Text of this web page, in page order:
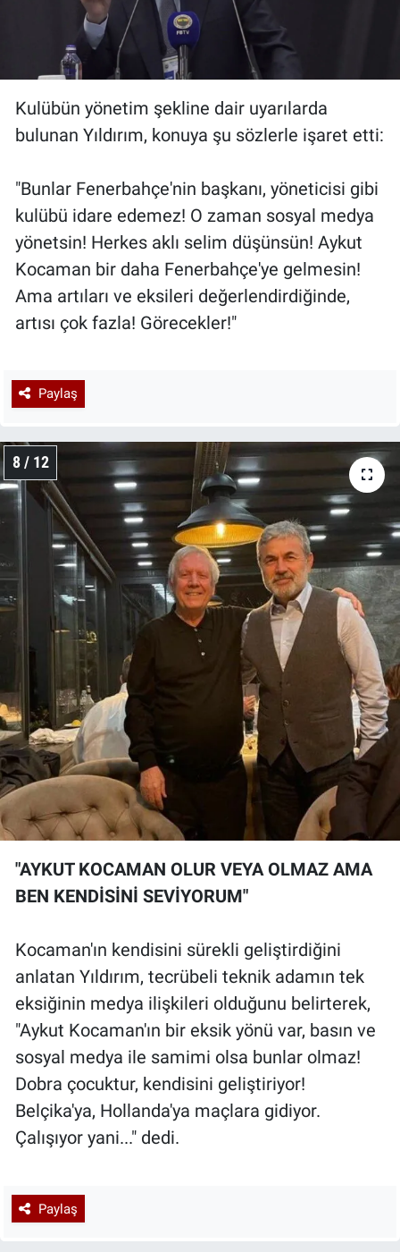
Kulübün yönetim şekline dair uyarılarda
bulunan Yıldırım, konuya şu sözlerle işaret etti:
"Bunlar Fenerbahçe'nin başkanı, yöneticisi gibi
kulübü idare edemez! O zaman sosyal medya
yönetsin! Herkes aklı selim düşünsün! Aykut
Kocaman bir daha Fenerbahçe'ye gelmesin!
Ama artıları ve eksileri değerlendirdiğinde,
artısı çok fazla! Görecekler!"
Paylaş
8 / 12
"AYKUT KOCAMAN OLUR VEYA OLMAZ AMA
BEN KENDİSİNİ SEVİYORUM"
Kocaman'ın kendisini sürekli geliştirdiğini
anlatan Yıldırım, tecrübeli teknik adamın tek
eksiğinin medya ilişkileri olduğunu belirterek,
"Aykut Kocaman'ın bir eksik yönü var, basın ve
sosyal medya ile samimi olsa bunlar olmaz!
Dobra çocuktur, kendisini geliştiriyor!
Belçika'ya, Hollanda'ya maçlara gidiyor.
Çalışıyor yani..." dedi.
Paylaş